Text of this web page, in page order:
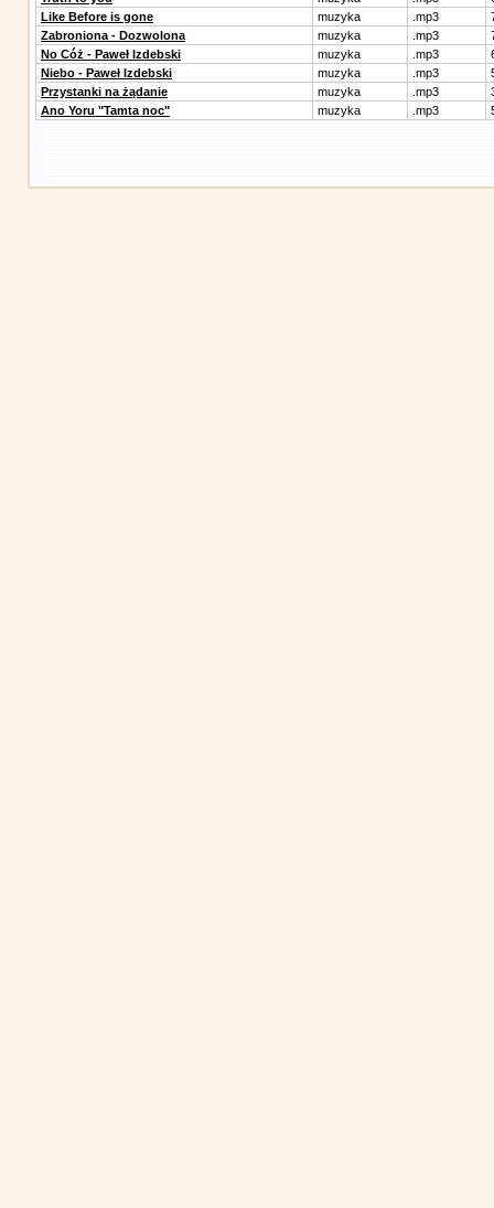
Like Before is gone
muzyka .mp3
Zabroniona - Dozwolona
muzyka .mp3
No Cóż - Paweł Izdebski
muzyka .mp3
Niebo - Paweł Izdebski
muzyka .mp3
Przystanki na żądanie
muzyka .mp3
Ano Yoru "Tamta noc"
muzyka .mp3